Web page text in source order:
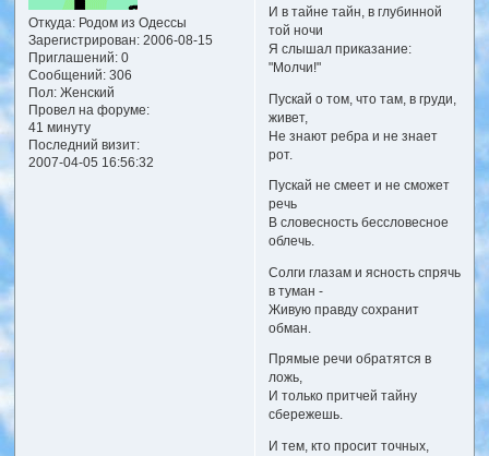
Откуда:Родом из Одессы
Зарегистрирован: 2006-08-15
Приглашений:0
Сообщений:306
Пол:Женский
Провел на форуме:
41 минуту
Последний визит:
2007-04-05 16:56:32
И в тайне тайн, в глубинной
той ночи
Я слышал приказание:
"Молчи!"
Пускай о том, что там, в груди,
живет,
Не знают ребра и не знает
рот.
Пускай не смеет и не сможет
речь
В словесность бессловесное
облечь.
Солги глазам и ясность спрячь
в туман -
Живую правду сохранит
обман.
Прямые речи обратятся в
ложь,
И только притчей тайну
сбережешь.
И тем, кто просит точных,